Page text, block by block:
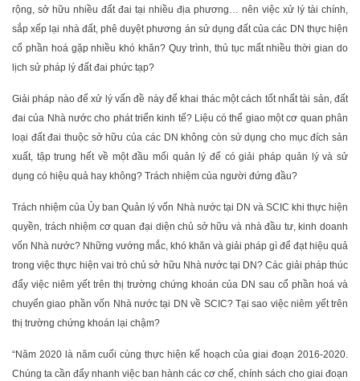
rộng, sở hữu nhiều đất đai tại nhiều địa phương… nên việc xử lý tài chính,
sắp xếp lại nhà đất, phê duyệt phương án sử dụng đất của các DN thực hiện
cổ phần hoá gặp nhiều khó khăn? Quy trình, thủ tục mất nhiều thời gian do
lịch sử pháp lý đất đai phức tạp?
Giải pháp nào để xử lý vấn đề này để khai thác một cách tốt nhất tài sản, đất
đai của Nhà nước cho phát triển kinh tế? Liệu có thể giao một cơ quan phân
loại đất đai thuộc sở hữu của các DN không còn sử dụng cho mục đích sản
xuất, tập trung hết về một đầu mối quản lý để có giải pháp quản lý và sử
dụng có hiệu quả hay không? Trách nhiệm của người đứng đầu?
Trách nhiệm của Ủy ban Quản lý vốn Nhà nước tại DN và SCIC khi thực hiện
quyền, trách nhiệm cơ quan đại diện chủ sở hữu và nhà đầu tư, kinh doanh
vốn Nhà nước? Những vướng mắc, khó khăn và giải pháp gì để đạt hiệu quả
trong việc thực hiện vai trò chủ sở hữu Nhà nước tại DN? Các giải pháp thúc
đẩy việc niêm yết trên thị trường chứng khoán của DN sau cổ phần hoá và
chuyển giao phần vốn Nhà nước tại DN về SCIC? Tại sao việc niêm yết trên
thị trường chứng khoán lại chậm?
“Năm 2020 là năm cuối cùng thực hiện kế hoạch của giai đoạn 2016-2020.
Chúng ta cần đẩy nhanh việc ban hành các cơ chế, chính sách cho giai đoạn